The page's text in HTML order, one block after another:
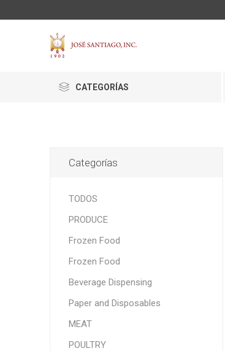
CATEGORÍAS
SMITHFIELD ULTRAFORCE
Categorías
TODOS
PRODUCE
Frozen Food
Frozen Food
Beverage Dispensing
Paper and Disposables
MEAT
POULTRY